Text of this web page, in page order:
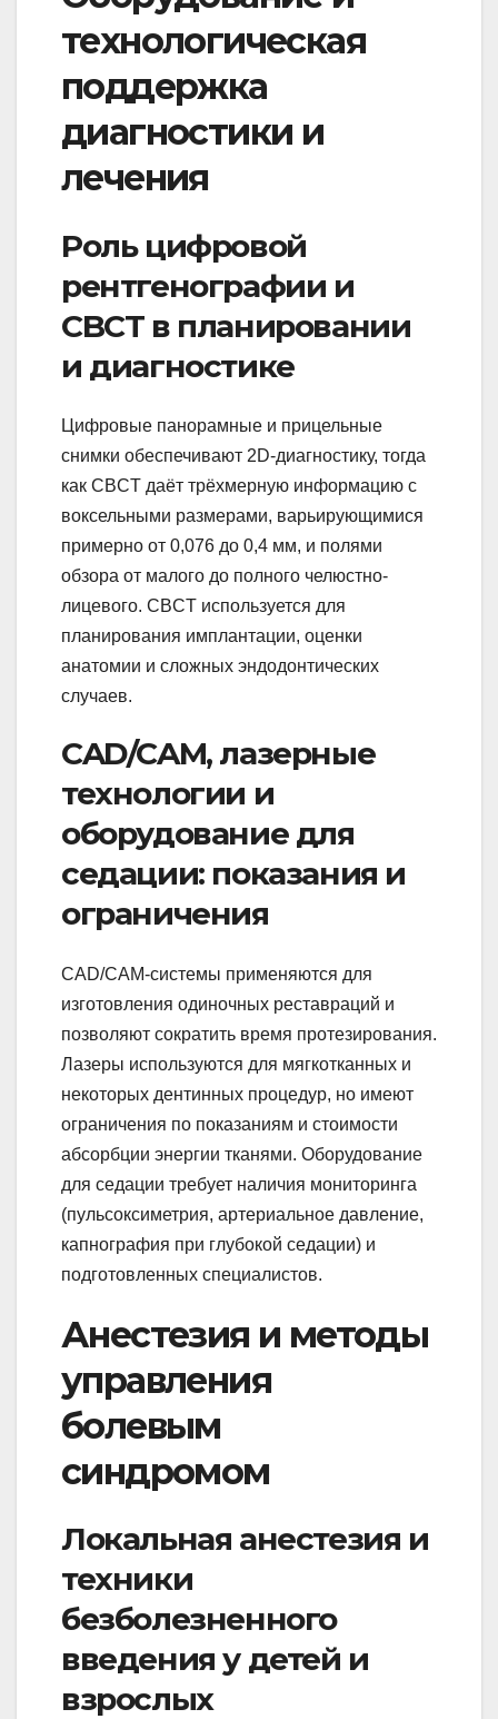
технологическая
поддержка
диагностики и
лечения
Роль цифровой
рентгенографии и
CBCT в планировании
и диагностике
Цифровые панорамные и прицельные
снимки обеспечивают 2D‑диагностику, тогда
как CBCT даёт трёхмерную информацию с
воксельными размерами, варьирующимися
примерно от 0,076 до 0,4 мм, и полями
обзора от малого до полного челюстно-
лицевого. CBCT используется для
планирования имплантации, оценки
анатомии и сложных эндодонтических
случаев.
CAD/CAM, лазерные
технологии и
оборудование для
седации: показания и
ограничения
CAD/CAM-системы применяются для
изготовления одиночных реставраций и
позволяют сократить время протезирования.
Лазеры используются для мягкотканных и
некоторых дентинных процедур, но имеют
ограничения по показаниям и стоимости
абсорбции энергии тканями. Оборудование
для седации требует наличия мониторинга
(пульсоксиметрия, артериальное давление,
капнография при глубокой седации) и
подготовленных специалистов.
Анестезия и методы
управления
болевым
синдромом
Локальная анестезия и
техники
безболезненного
введения у детей и
взрослых